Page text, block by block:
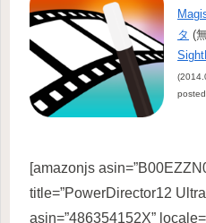
タ (
[amazonjs
title=”PowerDirector12
asin=”486354152X”